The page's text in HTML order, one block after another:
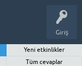
Giriş
Yeni etkinlikler
Tüm cevaplar